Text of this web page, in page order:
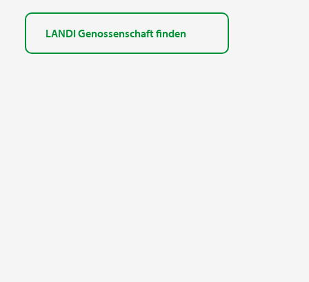
LANDI Genossenschaft finden